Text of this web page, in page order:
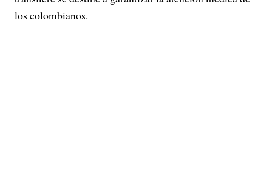
los colombianos.